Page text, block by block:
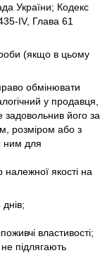
України; Кодекс
IV, Глава 61
(якщо в цьому
обмінювати
у продавця,
його за
розміром або з
ним для
якості на
властивості;
підлягають